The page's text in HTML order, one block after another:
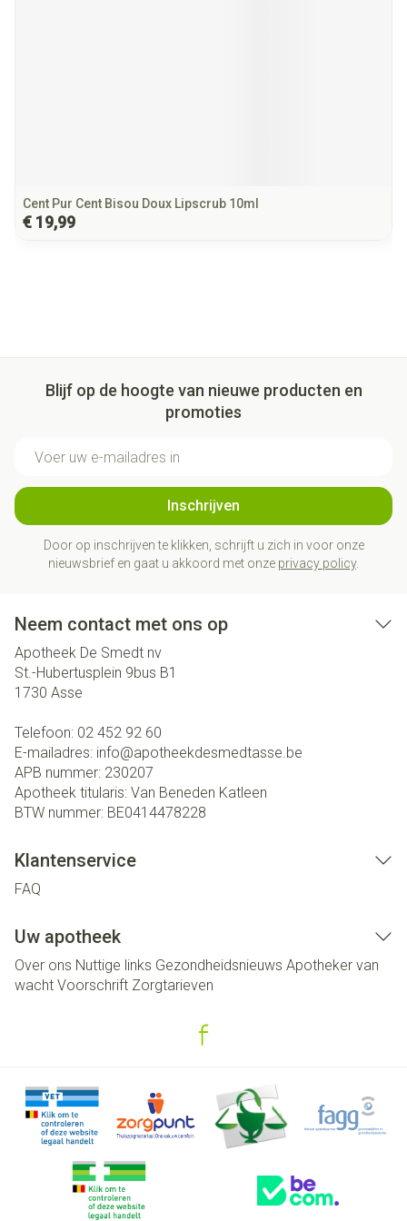
Cent Pur Cent Bisou Doux Lipscrub 10ml
€ 19,99
Blijf op de hoogte van nieuwe producten en
promoties
Inschrijven
Door op inschrijven te klikken, schrijft u zich in voor onze
nieuwsbrief en gaat u akkoord met onze privacy policy.
Neem contact met ons op
Apotheek De Smedt nv
St.-Hubertusplein 9bus B1
1730 Asse
Telefoon: 02 452 92 60
E-mailadres: info@apotheekdesmedtasse.be
APB nummer: 230207
Apotheek titularis: Van Beneden Katleen
BTW nummer: BE0414478228
Klantenservice
FAQ
Uw apotheek
Over ons Nuttige links Gezondheidsnieuws Apotheker van
wacht Voorschrift Zorgtarieven